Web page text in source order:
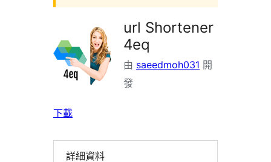
url Shortener
4eq
由 saeedmoh031 開
發
下載
詳細資料